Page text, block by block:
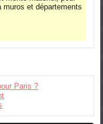
muros et départements
Paris ?